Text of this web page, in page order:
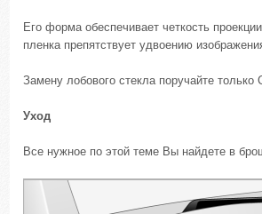
Его форма обеспечивает четкость
пленка препятствует удвоению
Замену лобового стекла поручайте
Уход
Все нужное по этой теме Вы найдете в